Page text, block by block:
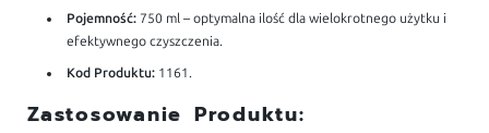
Pojemność: 750 ml – optymalna ilość dla wielokrotnego użytku i
efektywnego czyszczenia.
Kod Produktu: 1161.
Zastosowanie Produktu: